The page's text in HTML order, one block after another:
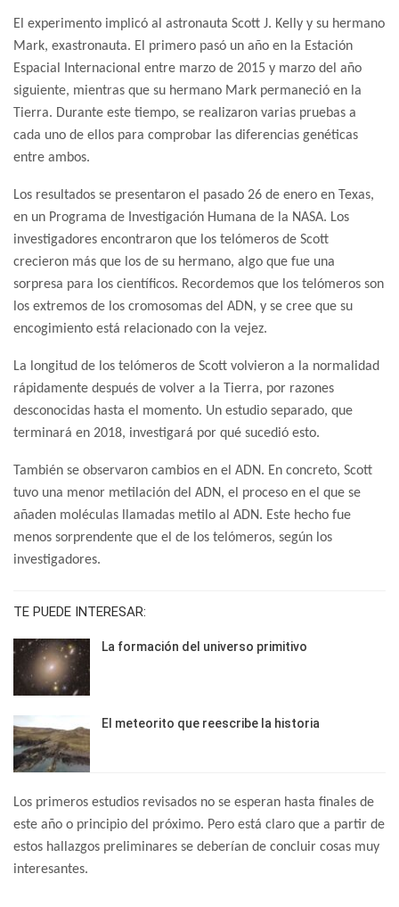
El experimento implicó al astronauta Scott J. Kelly y su hermano
Mark, exastronauta. El primero pasó un año en la Estación
Espacial Internacional entre marzo de 2015 y marzo del año
siguiente, mientras que su hermano Mark permaneció en la
Tierra. Durante este tiempo, se realizaron varias pruebas a
cada uno de ellos para comprobar las diferencias genéticas
entre ambos.
Los resultados se presentaron el pasado 26 de enero en Texas,
en un Programa de Investigación Humana de la NASA. Los
investigadores encontraron que los telómeros de Scott
crecieron más que los de su hermano, algo que fue una
sorpresa para los científicos. Recordemos que los telómeros son
los extremos de los cromosomas del ADN, y se cree que su
encogimiento está relacionado con la vejez.
La longitud de los telómeros de Scott volvieron a la normalidad
rápidamente después de volver a la Tierra, por razones
desconocidas hasta el momento. Un estudio separado, que
terminará en 2018, investigará por qué sucedió esto.
También se observaron cambios en el ADN. En concreto, Scott
tuvo una menor metilación del ADN, el proceso en el que se
añaden moléculas llamadas metilo al ADN. Este hecho fue
menos sorprendente que el de los telómeros, según los
investigadores.
TE PUEDE INTERESAR:
La formación del universo primitivo
El meteorito que reescribe la historia
Los primeros estudios revisados no se esperan hasta finales de
este año o principio del próximo. Pero está claro que a partir de
estos hallazgos preliminares se deberían de concluir cosas muy
interesantes.